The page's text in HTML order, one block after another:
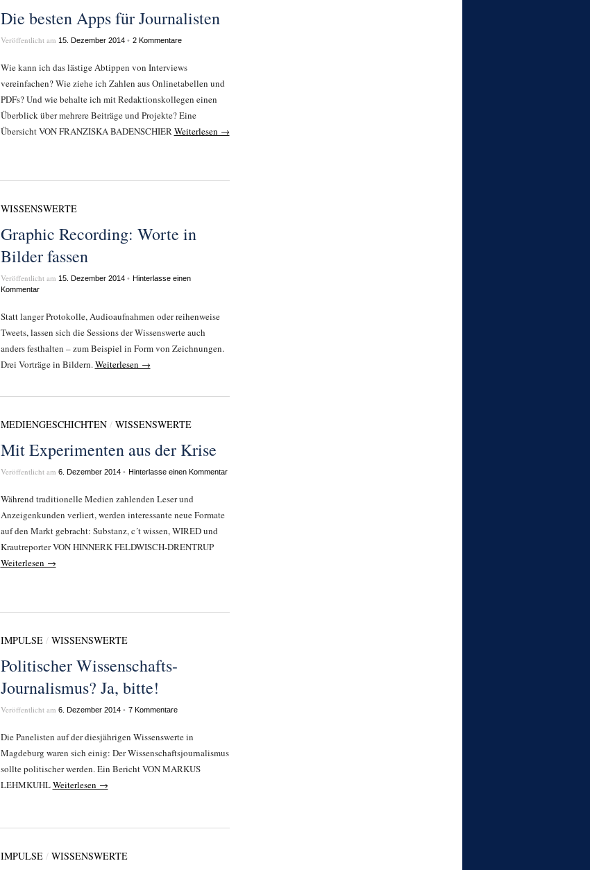
Die besten Apps für Journalisten
Veröffentlicht am 15. Dezember 2014• 2 Kommentare
Wie kann ich das lästige Abtippen von Interviews
vereinfachen? Wie ziehe ich Zahlen aus Onlinetabellen und
PDFs? Und wie behalte ich mit Redaktionskollegen einen
Überblick über mehrere Beiträge und Projekte? Eine
Übersicht VON FRANZISKA BADENSCHIER Weiterlesen →
WISSENSWERTE
Graphic Recording: Worte in
Bilder fassen
Veröffentlicht am 15. Dezember 2014• Hinterlasse einen
Kommentar
Statt langer Protokolle, Audioaufnahmen oder reihenweise
Tweets, lassen sich die Sessions der Wissenswerte auch
anders festhalten – zum Beispiel in Form von Zeichnungen.
Drei Vorträge in Bildern. Weiterlesen →
MEDIENGESCHICHTEN/ WISSENSWERTE
Mit Experimenten aus der Krise
Veröffentlicht am 6. Dezember 2014• Hinterlasse einen Kommentar
Während traditionelle Medien zahlenden Leser und
Anzeigenkunden verliert, werden interessante neue Formate
auf den Markt gebracht: Substanz, c´t wissen, WIRED und
Krautreporter VON HINNERK FELDWISCH-DRENTRUP
Weiterlesen →
IMPULSE/ WISSENSWERTE
Politischer Wissenschafts-
Journalismus? Ja, bitte!
Veröffentlicht am 6. Dezember 2014• 7 Kommentare
Die Panelisten auf der diesjährigen Wissenswerte in
Magdeburg waren sich einig: Der Wissenschaftsjournalismus
sollte politischer werden. Ein Bericht VON MARKUS
LEHMKUHLWeiterlesen →
IMPULSE/ WISSENSWERTE